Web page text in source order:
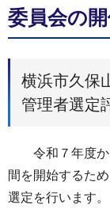
委員会の
横浜市久保
管理者選定
令和７年度か
間を開始するた
選定を行います。